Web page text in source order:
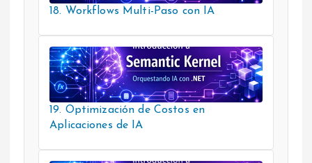
18. Workflows Multi-Paso con IA
19. Optimización de Costos en
Aplicaciones de IA